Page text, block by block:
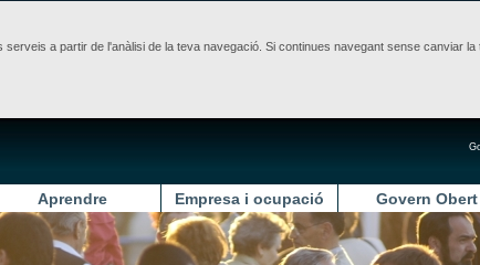
a partir de l'anàlisi de la teva navegació. Si continues navegant sense canviar
Aprendre Empresa i ocupació Govern Obert